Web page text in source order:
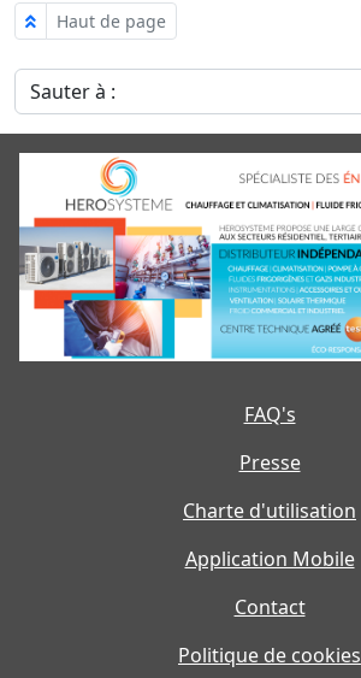
Haut de page
Sauter à :
FAQ's
Presse
Charte d'utilisation
Application Mobile
Contact
Politique de cookies